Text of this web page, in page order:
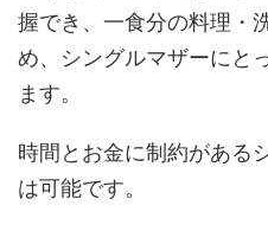
握でき、一食分の料理・
め、シングルマザーにと
ます​​。
時間とお金に制約がある
は可能です。